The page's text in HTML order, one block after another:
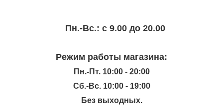
Пн.-Вc.: с 9.00 до 20.00
Режим работы магазина:
Пн.-Пт. 10:00 - 20:00
Сб.-Вс. 10:00 - 19:00
Без выходных.